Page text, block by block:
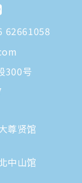
62661058
300号
尊贤馆
中山馆